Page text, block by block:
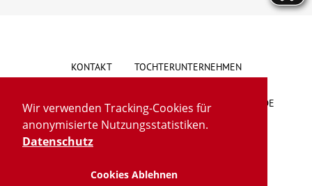
Wir verwenden Tracking-Cookies für
anonymisierte Nutzungsstatistiken.
Datenschutz
Cookies Ablehnen
KONTAKT TOCHTERUNTERNEHMEN
HINWEISGEBERSYSTEM VORSCHLAG/BESCHWERDE
LIEFERKETTENGESETZ
IMPRESSUM DATENSCHUTZ